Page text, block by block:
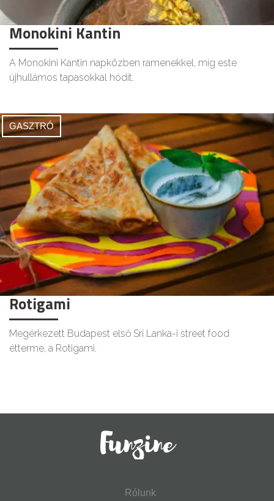
Monokini Kantin
A Monokini Kantin napközben ramenekkel, míg este
újhullámos tapasokkal hódít.
GASZTRÓ
Rotigami
Megérkezett Budapest első Srí Lanka-i street food
étterme, a Rotigami.
Rólunk